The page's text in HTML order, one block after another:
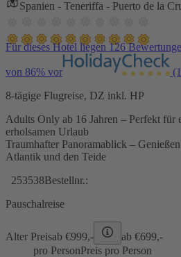
Spanien - Teneriffa - Puerto de la
Für dieses Hotel liegen 126
von 86% vor
8-tägige Flugreise, DZ inkl. HP
Adults Only ab 16 Jahren – Perfekt für
erholsamen Urlaub
Traumhafter Panoramablick –
Atlantik und den Teide
253538Bestellnr.:
Pauschalreise
Alter Preisab €999,- ab €699,-
pro PersonPreis pro Person